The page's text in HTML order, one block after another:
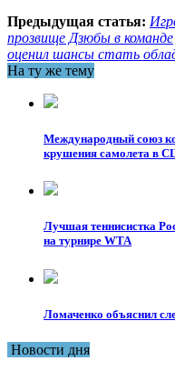
Предыдущая статья:
прозвище Дзюбы в команде
оценил шансы стать
На ту же тему
Международный союз
крушения самолета в
Лучшая теннисистка
на турнире WTA
Ломаченко объяснил
Новости дня